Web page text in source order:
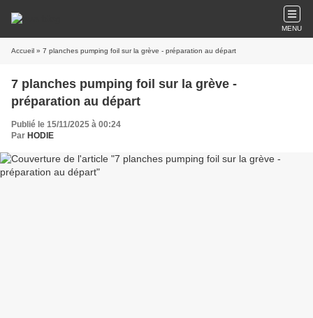
MENU
Accueil » 7 planches pumping foil sur la grève - préparation au départ
7 planches pumping foil sur la grève -
préparation au départ
Publié le 15/11/2025 à 00:24
Par HODIE